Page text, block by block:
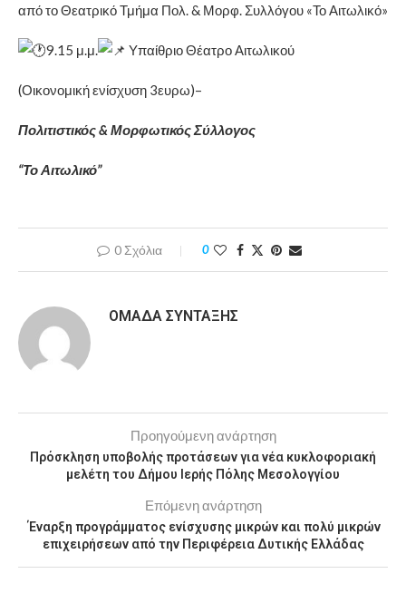
από το Θεατρικό Τμήμα Πολ. & Μορφ. Συλλόγου «Το Αιτωλικό»
9.15 μ.μ. Υπαίθριο Θέατρο Αιτωλικού
(Οικονομική ενίσχυση 3ευρω)–
Πολιτιστικός & Μορφωτικός Σύλλογος
“Το Αιτωλικό”
0 Σχόλια 0
ΟΜΆΔΑ ΣΎΝΤΑΞΗΣ
Προηγούμενη ανάρτηση
Πρόσκληση υποβολής προτάσεων για νέα κυκλοφοριακή
μελέτη του Δήμου Ιερής Πόλης Μεσολογγίου
Επόμενη ανάρτηση
Έναρξη προγράμματος ενίσχυσης μικρών και πολύ μικρών
επιχειρήσεων από την Περιφέρεια Δυτικής Ελλάδας